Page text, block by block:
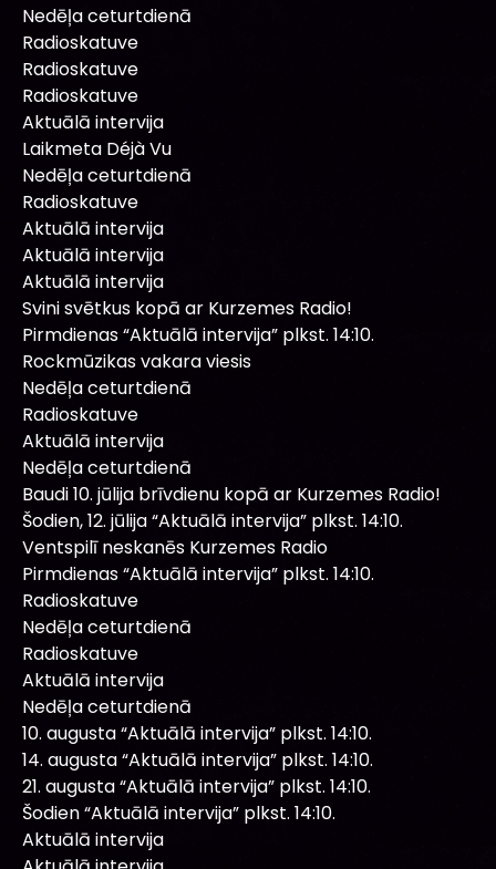
Nedēļa ceturtdienā
Radioskatuve
Radioskatuve
Radioskatuve
Aktuālā intervija
Laikmeta Déjà Vu
Nedēļa ceturtdienā
Radioskatuve
Aktuālā intervija
Aktuālā intervija
Aktuālā intervija
Svini svētkus kopā ar Kurzemes Radio!
Pirmdienas “Aktuālā intervija” plkst. 14:10.
Rockmūzikas vakara viesis
Nedēļa ceturtdienā
Radioskatuve
Aktuālā intervija
Nedēļa ceturtdienā
Baudi 10. jūlija brīvdienu kopā ar Kurzemes Radio!
Šodien, 12. jūlija “Aktuālā intervija” plkst. 14:10.
Ventspilī neskanēs Kurzemes Radio
Pirmdienas “Aktuālā intervija” plkst. 14:10.
Radioskatuve
Nedēļa ceturtdienā
Radioskatuve
Aktuālā intervija
Nedēļa ceturtdienā
10. augusta “Aktuālā intervija” plkst. 14:10.
14. augusta “Aktuālā intervija” plkst. 14:10.
21. augusta “Aktuālā intervija” plkst. 14:10.
Šodien “Aktuālā intervija” plkst. 14:10.
Aktuālā intervija